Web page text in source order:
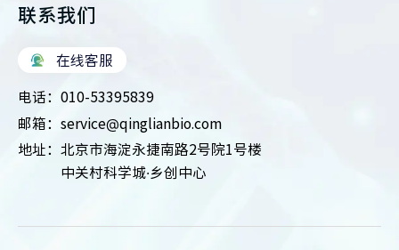
联系我们
在线客服
电话： 010-53395839
邮箱： service@qinglianbio.com
地址： 北京市海淀永捷南路2号院1号楼
中关村科学城·乡创中心